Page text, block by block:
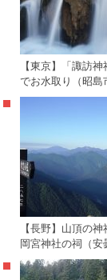
【東京】「諏訪神
でお水取り（昭島
【長野】山頂の
岡宮神社の祠（安